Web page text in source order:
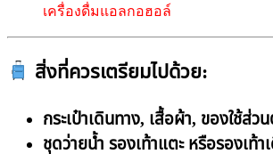
เครื่องดื่มแอลกอฮอล์
สิ่งที่ควรเตรียมไปด้วย:
กระเป๋าเดินทาง, เสื้อผ้า, ของใช้ส่ว
ชุดว่ายน้ำ รองเท้าแตะ หรือรองเท้า